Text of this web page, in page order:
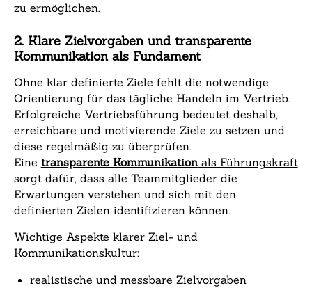
zu ermöglichen.
2. Klare Zielvorgaben und transparente
Kommunikation als Fundament
Ohne klar definierte Ziele fehlt die notwendige
Orientierung für das tägliche Handeln im Vertrieb.
Erfolgreiche Vertriebsführung bedeutet deshalb,
erreichbare und motivierende Ziele zu setzen und
diese regelmäßig zu überprüfen.
Eine transparente Kommunikationals Führungskraft
sorgt dafür, dass alle Teammitglieder die
Erwartungen verstehen und sich mit den
definierten Zielen identifizieren können.
Wichtige Aspekte klarer Ziel- und
Kommunikationskultur:
realistische und messbare Zielvorgaben